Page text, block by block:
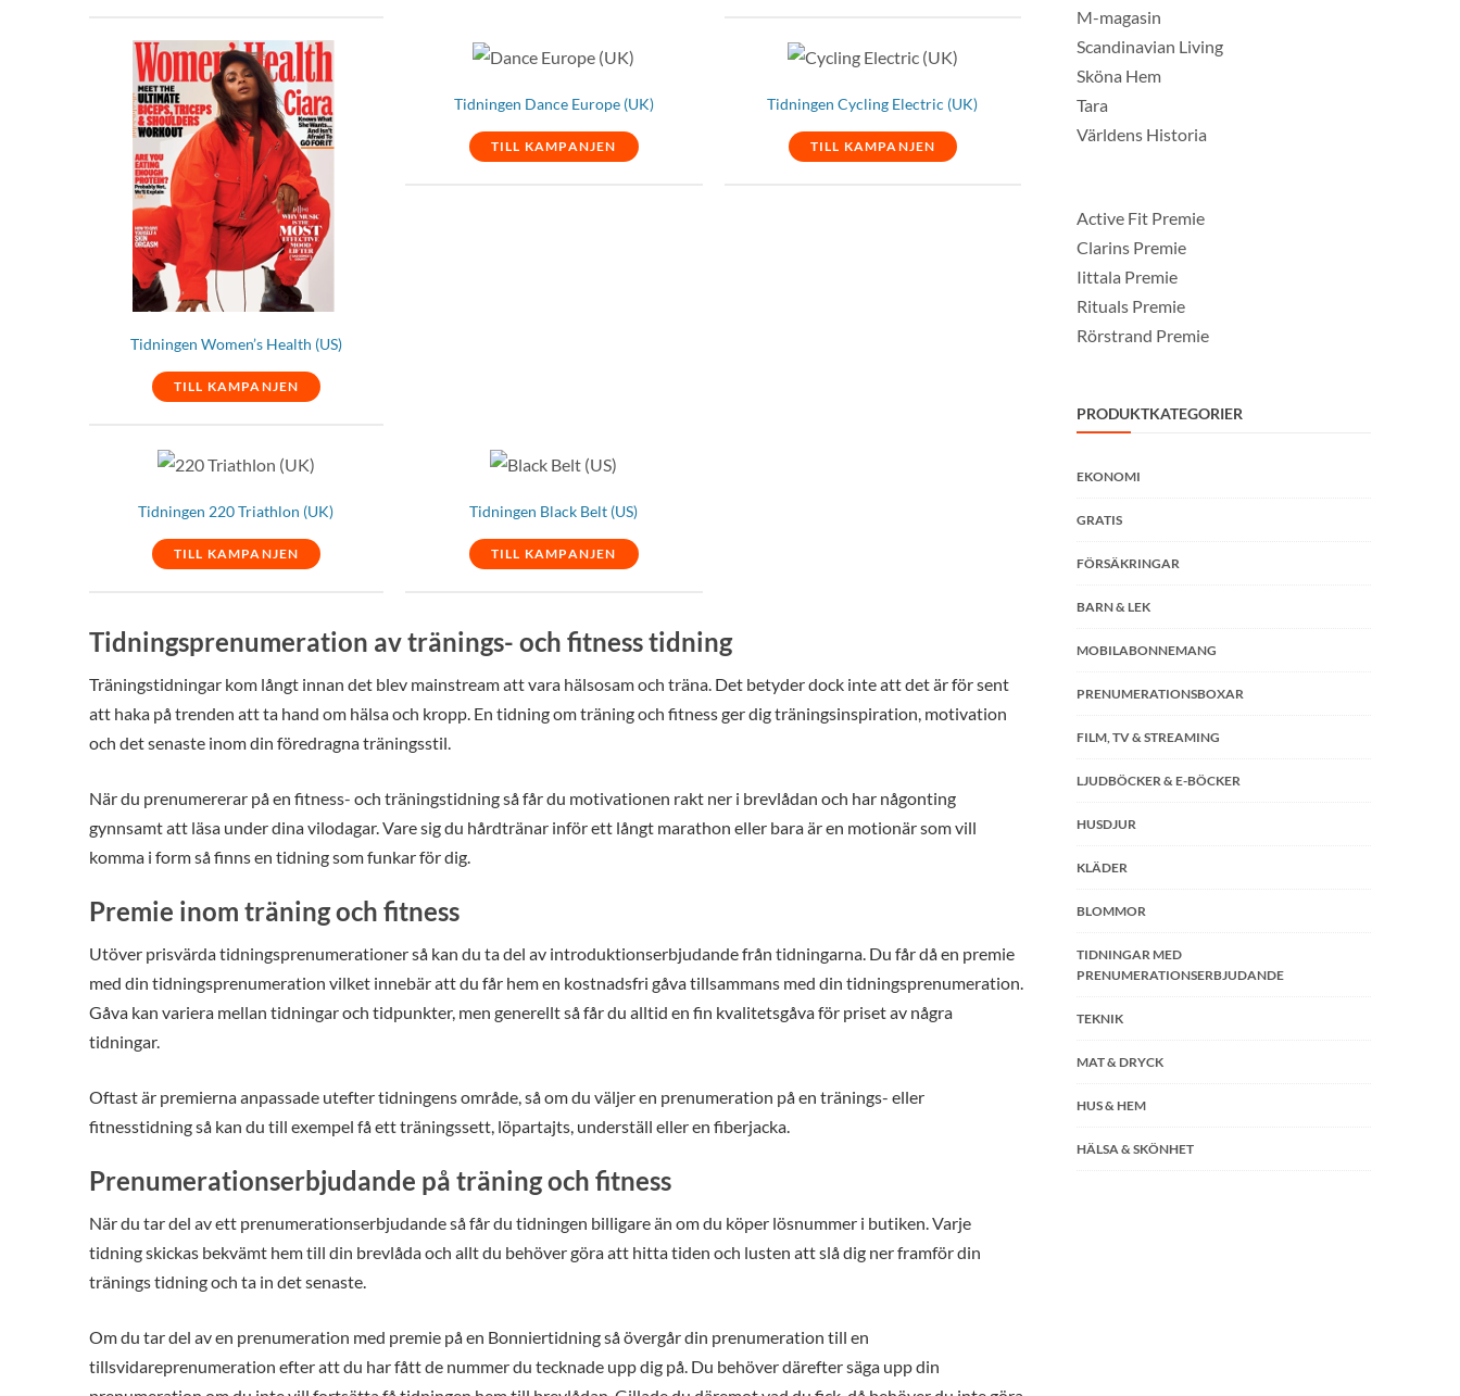
Tidningen Women’s Health (US)
TILL KAMPANJEN
Tidningen Dance Europe (UK)
TILL KAMPANJEN
Tidningen Cycling Electric (UK)
TILL KAMPANJEN
Tidningen 220 Triathlon (UK)
TILL KAMPANJEN
Tidningen Black Belt (US)
TILL KAMPANJEN
Tidningsprenumeration av tränings- och fitness tidning
Träningstidningar kom långt innan det blev mainstream att vara hälsosam och träna. Det betyder dock inte att det är för sent
att haka på trenden att ta hand om hälsa och kropp. En tidning om träning och fitness ger dig träningsinspiration, motivation
och det senaste inom din föredragna träningsstil.
När du prenumererar på en fitness- och träningstidning så får du motivationen rakt ner i brevlådan och har någonting
gynnsamt att läsa under dina vilodagar. Vare sig du hårdtränar inför ett långt marathon eller bara är en motionär som vill
komma i form så finns en tidning som funkar för dig.
Premie inom träning och fitness
Utöver prisvärda tidningsprenumerationer så kan du ta del av introduktionserbjudande från tidningarna. Du får då en premie
med din tidningsprenumeration vilket innebär att du får hem en kostnadsfri gåva tillsammans med din tidningsprenumeration.
Gåva kan variera mellan tidningar och tidpunkter, men generellt så får du alltid en fin kvalitetsgåva för priset av några
tidningar.
Oftast är premierna anpassade utefter tidningens område, så om du väljer en prenumeration på en tränings- eller
fitnesstidning så kan du till exempel få ett träningssett, löpartajts, underställ eller en fiberjacka.
Prenumerationserbjudande på träning och fitness
När du tar del av ett prenumerationserbjudande så får du tidningen billigare än om du köper lösnummer i butiken. Varje
tidning skickas bekvämt hem till din brevlåda och allt du behöver göra att hitta tiden och lusten att slå dig ner framför din
tränings tidning och ta in det senaste.
Om du tar del av en prenumeration med premie på en Bonniertidning så övergår din prenumeration till en
tillsvidareprenumeration efter att du har fått de nummer du tecknade upp dig på. Du behöver därefter säga upp din
M-magasin
Scandinavian Living
Sköna Hem
Tara
Världens Historia
Active Fit Premie
Clarins Premie
Iittala Premie
Rituals Premie
Rörstrand Premie
PRODUKTKATEGORIER
EKONOMI
GRATIS
FÖRSÄKRINGAR
BARN & LEK
MOBILABONNEMANG
PRENUMERATIONSBOXAR
FILM, TV & STREAMING
LJUDBÖCKER & E-BÖCKER
HUSDJUR
KLÄDER
BLOMMOR
TIDNINGAR MED
PRENUMERATIONSERBJUDANDE
TEKNIK
MAT & DRYCK
HUS & HEM
HÄLSA & SKÖNHET